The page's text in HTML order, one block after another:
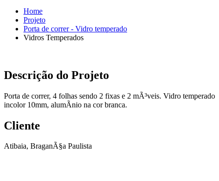
Home
Projeto
Porta de correr - Vidro temperado
Vidros Temperados
Descrição do Projeto
Porta de correr, 4 folhas sendo 2 fixas e 2 mÃ³veis. Vidro temperado
incolor 10mm, alumÃ­nio na cor branca.
Cliente
Atibaia, BraganÃ§a Paulista